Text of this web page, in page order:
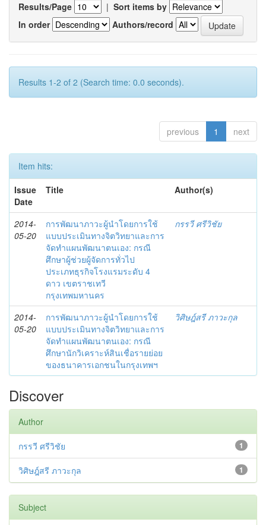
Results/Page | Sort items by
In order
Authors/record
Results 1-2 of 2 (Search time: 0.0 seconds).
previous 1 next
Item hits:
Issue
Date
Title Author(s)
2014-
05-20
การพัฒนาภาวะผู้นำโดยการใช้
แบบประเมินทางจิตวิทยาและการ
จัดทำแผนพัฒนาตนเอง: กรณี
ศึกษาผู้ช่วยผู้จัดการทั่วไป
ประเภทธุรกิจโรงแรมระดับ 4
ดาว เขตราชเทวี
กรุงเทพมหานคร
กรรวี ศรีวิชัย
2014-
05-20
การพัฒนาภาวะผู้นำโดยการใช้
แบบประเมินทางจิตวิทยาและการ
จัดทำแผนพัฒนาตนเอง: กรณี
ศึกษานักวิเคราะห์สินเชื่อรายย่อย
ของธนาคารเอกชนในกรุงเทพฯ
วิศิษฎ์สรี ภาวะกุล
Discover
Author
1
กรรวี ศรีวิชัย
1
วิศิษฎ์สรี ภาวะกุล
Subject